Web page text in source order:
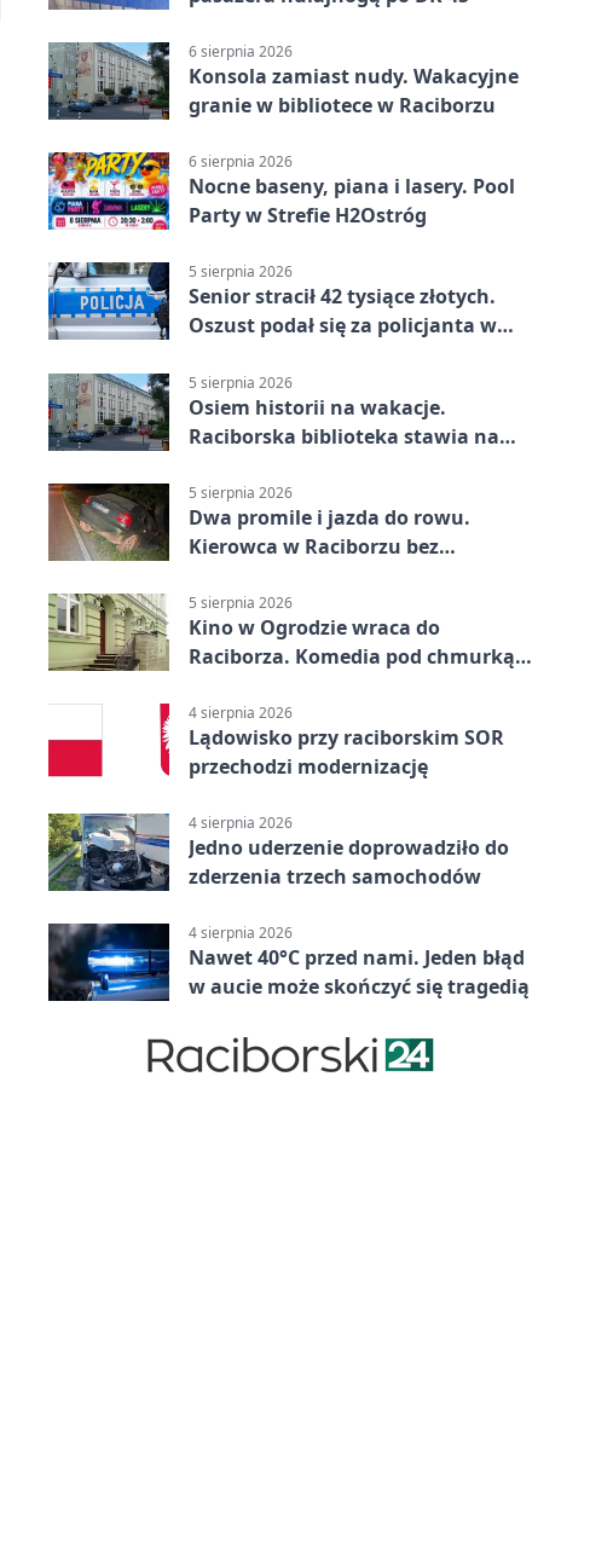
6 sierpnia 2026
Konsola zamiast nudy. Wakacyjne
granie w bibliotece w Raciborzu
6 sierpnia 2026
Nocne baseny, piana i lasery. Pool
Party w Strefie H2Ostróg
5 sierpnia 2026
Senior stracił 42 tysiące złotych.
Oszust podał się za policjanta w
5 sierpnia 2026
Osiem historii na wakacje.
Raciborska biblioteka stawia na
5 sierpnia 2026
Dwa promile i jazda do rowu.
Kierowca w Raciborzu bez
5 sierpnia 2026
Kino w Ogrodzie wraca do
Raciborza. Komedia pod chmurką
4 sierpnia 2026
Lądowisko przy raciborskim SOR
przechodzi modernizację
4 sierpnia 2026
Jedno uderzenie doprowadziło do
zderzenia trzech samochodów
4 sierpnia 2026
Nawet 40°C przed nami. Jeden błąd
w aucie może skończyć się tragedią